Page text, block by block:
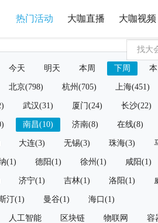
热门活动 大咖直播 大咖视频
今天 明天 本周 下周
北京(798) 杭州(705) 上海(451)
武汉(31) 厦门(24) 长沙(22)
南昌(10) 济南(8) 在线(8)
大连(3) 无锡(3) 珠海(3)
(1) 德阳(1) 徐州(1) 咸阳(1)
济宁(1) 吉林(1) 洛阳(1)
汀(1) 曼谷(1) 海口(1)
人工智能 区块链 物联网 容